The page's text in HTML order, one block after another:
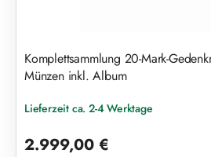
Komplettsammlung 20-Mark-
Münzen inkl. Album
Lieferzeit ca. 2-4 Werktage
2.999,00 €